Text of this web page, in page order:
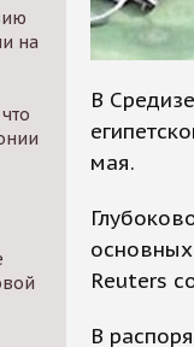
на
В
мая.
Reuters
В